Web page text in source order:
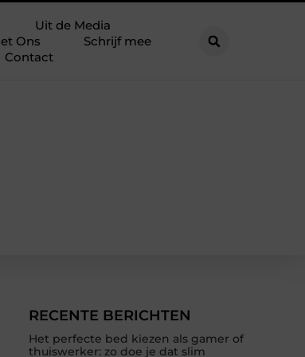
Uit de Media
Ons
Schrijf mee
Contact
RECENTE BERICHTEN
Het perfecte bed kiezen als gamer of
thuiswerker: zo doe je dat slim